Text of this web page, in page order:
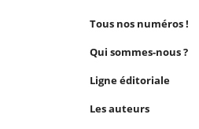
Tous nos numéros !
Qui sommes-nous ?
Ligne éditoriale
Les auteurs